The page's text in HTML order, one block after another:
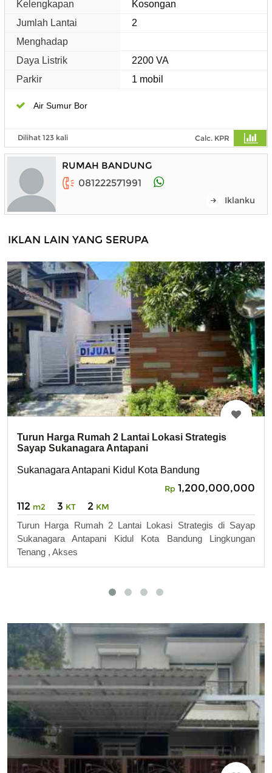
Kelengkapan
Kosongan
Jumlah Lantai
2
Menghadap
Daya Listrik
2200 VA
Parkir
1 mobil
Air Sumur Bor
Dilihat 123 kali Calc. KPR
RUMAH BANDUNG
081222571991
Iklanku
IKLAN LAIN YANG SERUPA
Turun Harga Rumah 2 Lantai Lokasi Strategis
Sayap Sukanagara Antapani
Sukanagara Antapani Kidul Kota Bandung
Rp 1,200,000,000
112 m2 3 KT 2 KM
Turun Harga Rumah 2 Lantai Lokasi Strategis di Sayap
Sukanagara Antapani Kidul Kota Bandung Lingkungan
Tenang , Akses